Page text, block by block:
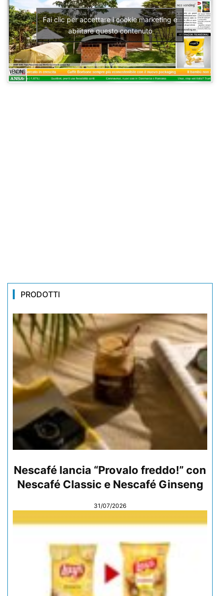
Fai clic per accettare i cookie marketing e
abilitare questo contenuto
PRODOTTI
Nescafé lancia “Provalo freddo!” con
Nescafé Classic e Nescafé Ginseng
31/07/2026